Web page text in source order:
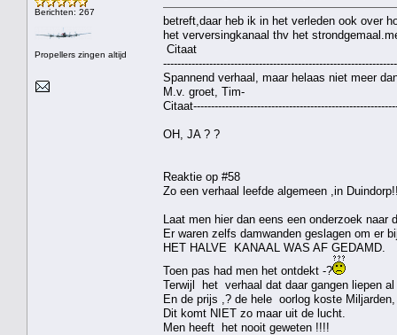
Berichten: 267
Propellers zingen altijd
betreft,daar heb ik in het verleden ook over
het verversingkanaal thv het
Citaat
Spannend verhaal, maar helaas niet meer
M.v. groet, Tim-
OH, JA ? ?
Reaktie op #58
Zo een verhaal leefde algemeen ,in
Laat men hier dan eens een onderzoek naar
Er waren zelfs damwanden geslagen om er
HET HALVE KANAAL WAS AF GEDAMD.
Toen pas had men het ontdekt -?
Terwijl het verhaal dat daar gangen liepen
En de prijs ,? de hele oorlog koste
Dit komt NIET zo maar uit de lucht.
Men heeft het nooit geweten !!!!